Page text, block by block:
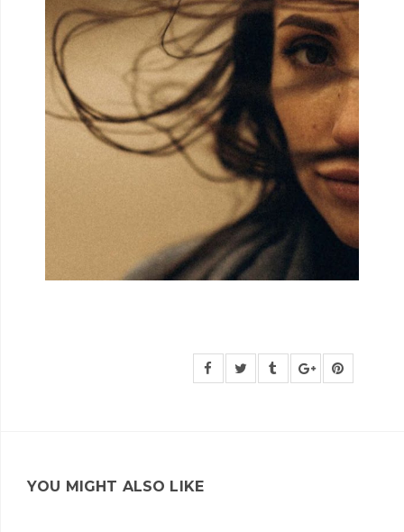
YOU MIGHT ALSO LIKE